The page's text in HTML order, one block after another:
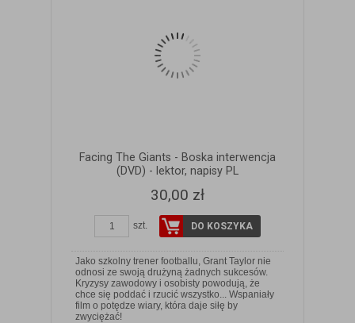
Facing The Giants - Boska interwencja
(DVD) - lektor, napisy PL
30,00 zł
szt. DO KOSZYKA
Jako szkolny trener footballu, Grant Taylor nie
odnosi ze swoją drużyną żadnych sukcesów.
Kryzysy zawodowy i osobisty powodują, że
chce się poddać i rzucić wszystko... Wspaniały
film o potędze wiary, która daje siłę by
zwyciężać!
ZOBACZ SZCZEGÓŁY